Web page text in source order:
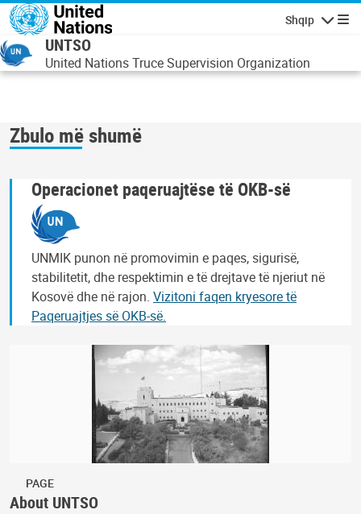
Skip to main content
Shqip
Lundrimi
UNTSO
United Nations Truce Supervision Organization
Zbulo më shumë
Operacionet paqeruajtëse të OKB-së
UNMIK punon në promovimin e paqes, sigurisë,
stabilitetit, dhe respektimin e të drejtave të njeriut në
Kosovë dhe në rajon. Vizitoni faqen kryesore të
Paqeruajtjes së OKB-së.
PAGE
About UNTSO